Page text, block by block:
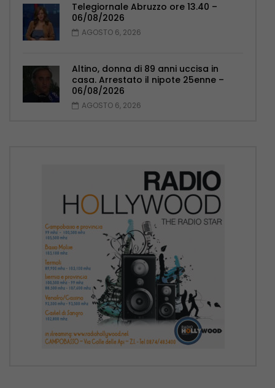
Telegiornale Abruzzo ore 13.40 –
06/08/2026
AGOSTO 6, 2026
Altino, donna di 89 anni uccisa in
casa. Arrestato il nipote 25enne –
06/08/2026
AGOSTO 6, 2026